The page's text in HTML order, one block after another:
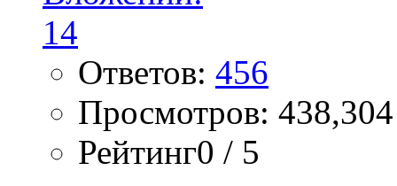
Ответов: 456
Просмотров: 438,304
Рейтинг0 / 5